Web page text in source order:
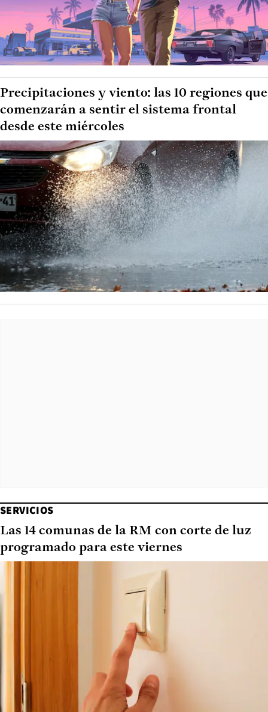
Precipitaciones y viento: las 10 regiones que
comenzarán a sentir el sistema frontal
desde este miércoles
SERVICIOS
Las 14 comunas de la RM con corte de luz
programado para este viernes